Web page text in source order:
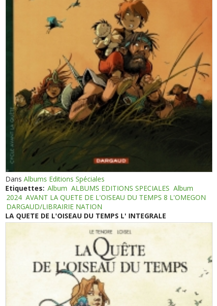
DansAlbums Editions Spéciales
Etiquettes: Album ALBUMS EDITIONS SPECIALES Album
2024 AVANT LA QUETE DE L'OISEAU DU TEMPS 8 L'OMEGON
DARGAUD/LIBRAIRIE NATION
LA QUETE DE L'OISEAU DU TEMPS L' INTEGRALE